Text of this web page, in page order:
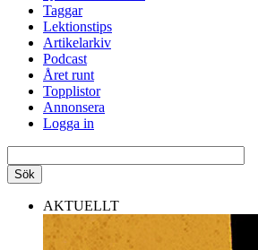
Taggar
Lektionstips
Artikelarkiv
Podcast
Året runt
Topplistor
Annonsera
Logga in
AKTUELLT